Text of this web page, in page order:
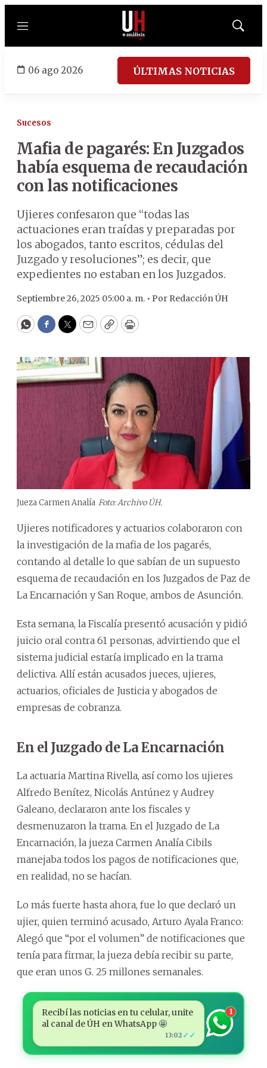
Menú
Mostrar
06 ago 2026 ÚLTIMAS NOTICIAS
Sucesos
Mafia de pagarés: En Juzgados
había esquema de recaudación
con las notificaciones
Ujieres confesaron que “todas las
actuaciones eran traídas y preparadas por
los abogados, tanto escritos, cédulas del
Juzgado y resoluciones”; es decir, que
expedientes no estaban en los Juzgados.
Septiembre 26, 2025 05:00 a. m. • Por Redacción ÚH
WhatsApp
Facebook
Twitter
EmailCopyPrint
Jueza Carmen Analía Foto: Archivo ÚH.
Ujieres notificadores y actuarios colaboraron con
la investigación de la mafia de los pagarés,
contando al detalle lo que sabían de un supuesto
esquema de recaudación en los Juzgados de Paz de
La Encarnación y San Roque, ambos de Asunción.
Esta semana, la Fiscalía presentó acusación y pidió
juicio oral contra 61 personas, advirtiendo que el
sistema judicial estaría implicado en la trama
delictiva. Allí están acusados jueces, ujieres,
actuarios, oficiales de Justicia y abogados de
empresas de cobranza.
En el Juzgado de La Encarnación
La actuaria Martina Rivella, así como los ujieres
Alfredo Benítez, Nicolás Antúnez y Audrey
Galeano, declararon ante los fiscales y
desmenuzaron la trama. En el Juzgado de La
Encarnación, la jueza Carmen Analía Cibils
manejaba todos los pagos de notificaciones que,
en realidad, no se hacían.
Lo más fuerte hasta ahora, fue lo que declaró un
ujier, quien terminó acusado, Arturo Ayala Franco:
Alegó que “por el volumen” de notificaciones que
tenía para firmar, la jueza debía recibir su parte,
que eran unos G. 25 millones semanales.
Recibí las noticias en tu celular, unite
al canal de ÚH en WhatsApp 🤩
13:02 ✓✓
1